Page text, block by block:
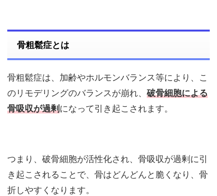
骨粗鬆症とは
骨粗鬆症は、加齢やホルモンバランス等により、こ
のリモデリングのバランスが崩れ、破骨細胞による
骨吸収が過剰になって引き起こされます。
つまり、破骨細胞が活性化され、骨吸収が過剰に引
き起こされることで、骨はどんどんと脆くなり、骨
折しやすくなります。